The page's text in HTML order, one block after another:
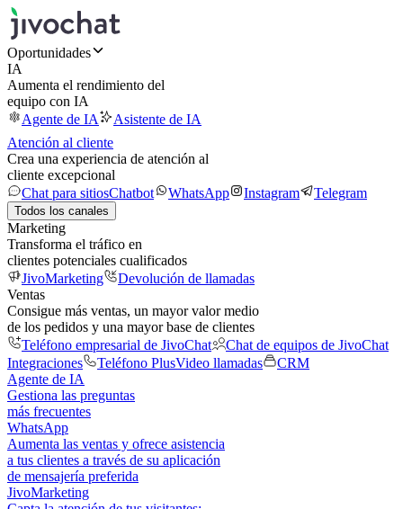
Oportunidades
IA
Aumenta el rendimiento del
equipo con IA
Agente de IA
Asistente de IA
Atención al cliente
Crea una experiencia de atención al
cliente excepcional
Chat para sitiosChatbot WhatsApp Instagram Telegram
Todos los canales
Marketing
Transforma el tráfico en
clientes potenciales cualificados
JivoMarketing
Devolución de llamadas
Ventas
Consigue más ventas, un mayor valor medio
de los pedidos y una mayor base de clientes
Teléfono empresarial de JivoChat
Chat de equipos de JivoChat
Integraciones
Teléfono PlusVideo llamadas
CRM
Agente de IA
Gestiona las preguntas
más frecuentes
WhatsApp
Aumenta las ventas y ofrece asistencia
a tus clientes a través de su aplicación
de mensajería preferida
JivoMarketing